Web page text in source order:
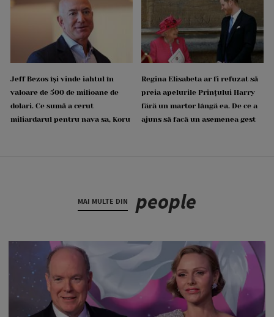
Jeff Bezos își vinde iahtul în
valoare de 500 de milioane de
dolari. Ce sumă a cerut
miliardarul pentru nava sa, Koru
Regina Elisabeta ar fi refuzat să
preia apelurile Prințului Harry
fără un martor lângă ea. De ce a
ajuns să facă un asemenea gest
MAI MULTE DIN people